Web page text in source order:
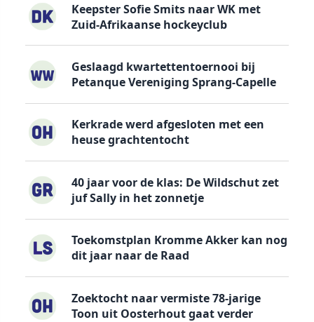
Keepster Sofie Smits naar WK met
Zuid-Afrikaanse hockeyclub
Geslaagd kwartettentoernooi bij
Petanque Vereniging Sprang-Capelle
Kerkrade werd afgesloten met een
heuse grachtentocht
40 jaar voor de klas: De Wildschut zet
juf Sally in het zonnetje
Toekomstplan Kromme Akker kan nog
dit jaar naar de Raad
Zoektocht naar vermiste 78-jarige
Toon uit Oosterhout gaat verder